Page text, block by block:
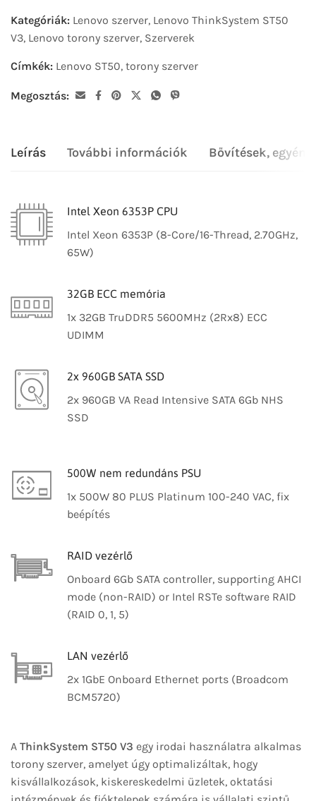
Kategóriák: Lenovo szerver, Lenovo ThinkSystem ST50
V3, Lenovo torony szerver, Szerverek
Címkék: Lenovo ST50, torony szerver
Megosztás:
Leírás További információk Bővítések,
Intel Xeon 6353P CPU
Intel Xeon 6353P (8-Core/16-Thread, 2.70GHz,
65W)
32GB ECC memória
1x 32GB TruDDR5 5600MHz (2Rx8) ECC
UDIMM
2x 960GB SATA SSD
2x 960GB VA Read Intensive SATA 6Gb NHS
SSD
500W nem redundáns PSU
1x 500W 80 PLUS Platinum 100-240 VAC, fix
beépítés
RAID vezérlő
Onboard 6Gb SATA controller, supporting AHCI
mode (non-RAID) or Intel RSTe software RAID
(RAID 0, 1, 5)
LAN vezérlő
2x 1GbE Onboard Ethernet ports (Broadcom
BCM5720)
A ThinkSystem ST50 V3 egy irodai használatra alkalmas
torony szerver, amelyet úgy optimalizáltak, hogy
kisvállalkozások, kiskereskedelmi üzletek, oktatási